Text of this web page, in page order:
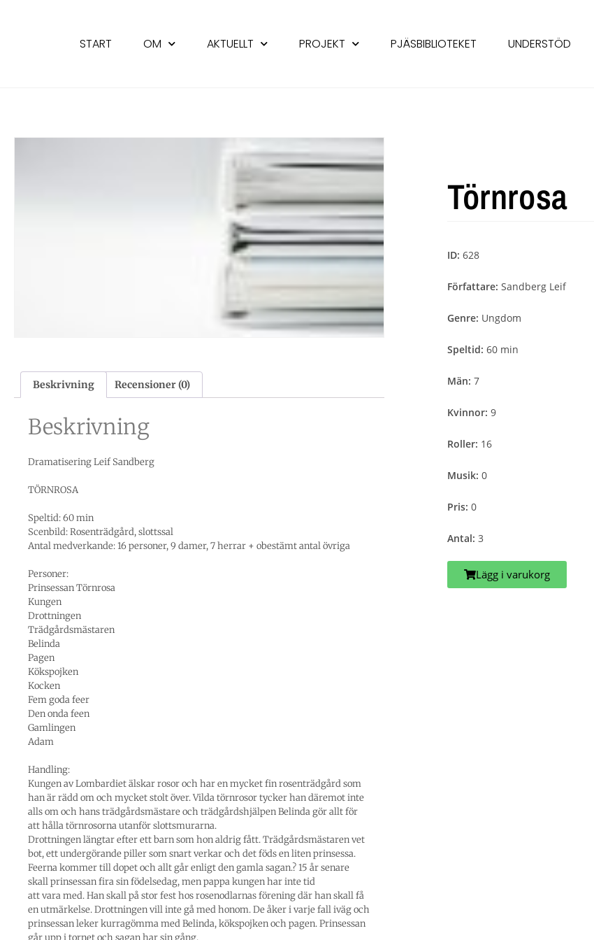
START OM AKTUELLT PROJEKT PJÄSBIBLIOTEKET UNDERSTÖD
Beskrivning Recensioner (0)
Beskrivning
Dramatisering Leif Sandberg
TÖRNROSA
Speltid: 60 min
Scenbild: Rosenträdgård, slottssal
Antal medverkande: 16 personer, 9 damer, 7 herrar + obestämt antal övriga
Personer:
Prinsessan Törnrosa
Kungen
Drottningen
Trädgårdsmästaren
Belinda
Pagen
Kökspojken
Kocken
Fem goda feer
Den onda feen
Gamlingen
Adam
Handling:
Kungen av Lombardiet älskar rosor och har en mycket fin rosenträdgård som
han är rädd om och mycket stolt över. Vilda törnrosor tycker han däremot inte
alls om och hans trädgårdsmästare och trädgårdshjälpen Belinda gör allt för
att hålla törnrosorna utanför slottsmurarna.
Drottningen längtar efter ett barn som hon aldrig fått. Trädgårdsmästaren vet
bot, ett undergörande piller som snart verkar och det föds en liten prinsessa.
Feerna kommer till dopet och allt går enligt den gamla sagan.? 15 år senare
skall prinsessan fira sin födelsedag, men pappa kungen har inte tid
att vara med. Han skall på stor fest hos rosenodlarnas förening där han skall få
en utmärkelse. Drottningen vill inte gå med honom. De åker i varje fall iväg och
prinsessan leker kurragömma med Belinda, kökspojken och pagen. Prinsessan
Törnrosa
ID: 628
Författare: Sandberg Leif
Genre: Ungdom
Speltid: 60 min
Män: 7
Kvinnor: 9
Roller: 16
Musik: 0
Pris: 0
Antal: 3
Lägg i varukorg